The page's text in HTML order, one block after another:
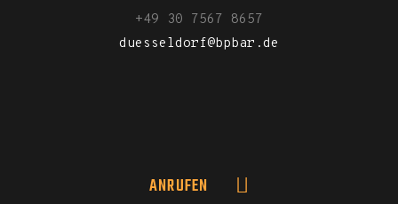
+49 30 7567 8657
duesseldorf@bpbar.de
ANRUFEN